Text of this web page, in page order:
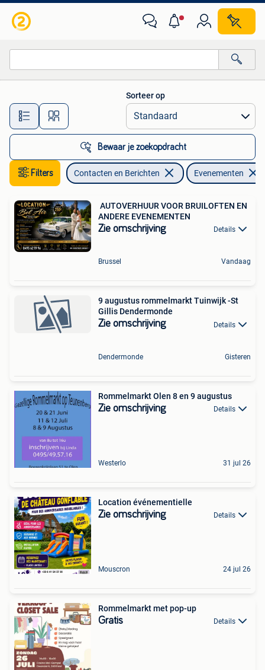
Alle afstanden…
Sorteer op
Bewaar je zoekopdracht
Filters Contacten en Berichten Evenementen
️ AUTOVERHUUR VOOR BRUILOFTEN EN
ANDERE EVENEMENTEN
Zie omschrijving Details
Brussel Vandaag
9 augustus rommelmarkt Tuinwijk -St
Gillis Dendermonde
Zie omschrijving Details
Dendermonde Gisteren
Rommelmarkt Olen 8 en 9 augustus
Zie omschrijving Details
Westerlo 31 jul 26
Location événementielle
Zie omschrijving Details
Mouscron 24 jul 26
Rommelmarkt met pop-up
Gratis Details